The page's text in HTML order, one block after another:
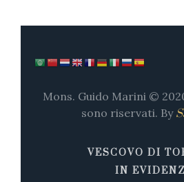
Mons. Guido Marini ©
sono riservati. By
VESCOVO DI
IN